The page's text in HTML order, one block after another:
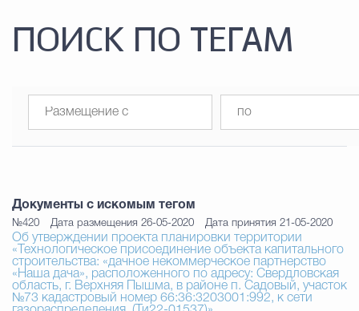
Администрация городского
Муниципальная
Противодействие
ПОИСК ПО ТЕГАМ
Документы с искомым тегом
№420 Дата размещения 26-05-2020 Дата принятия 21-05-2020
Об утверждении проекта планировки территории
«Технологическое присоединение объекта капитального
строительства: «дачное некоммерческое партнерство
«Наша дача», расположенного по адресу: Свердловская
область, г. Верхняя Пышма, в районе п. Садовый, участок
№73 кадастровый номер 66:36:3203001:992, к сети